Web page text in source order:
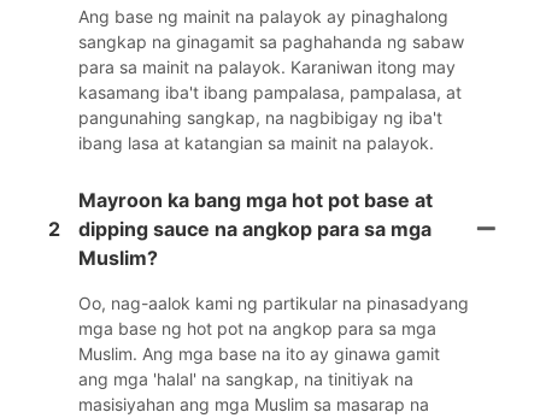
Ang base ng mainit na palayok ay pinaghalong
sangkap na ginagamit sa paghahanda ng sabaw
para sa mainit na palayok. Karaniwan itong may
kasamang iba't ibang pampalasa, pampalasa, at
pangunahing sangkap, na nagbibigay ng iba't
ibang lasa at katangian sa mainit na palayok.
2
Mayroon ka bang mga hot pot base at
dipping sauce na angkop para sa mga
Muslim?
Oo, nag-aalok kami ng partikular na pinasadyang
mga base ng hot pot na angkop para sa mga
Muslim. Ang mga base na ito ay ginawa gamit
ang mga 'halal' na sangkap, na tinitiyak na
masisiyahan ang mga Muslim sa masarap na